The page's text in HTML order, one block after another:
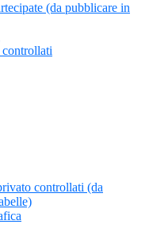
(da pubblicare in
controllati (da